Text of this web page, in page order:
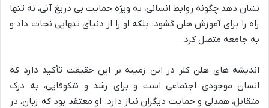
نشان دهد چگونه روابط انسانی، به ویژه حمایت بی دریغ آنی، نه تنها
راه را برای آموزش هلن گشود، بلکه او را از دنیای تنهایی نجات داد و
به جامعه متصل کرد.
اندیشه های هلن کلر در این زمینه بر این حقیقت تأکید دارد که
انسان موجودی اجتماعی است و برای رشد و شکوفایی، به درک
متقابل، همدلی و حمایت دیگران نیاز دارد. او معتقد بود که زبان، در